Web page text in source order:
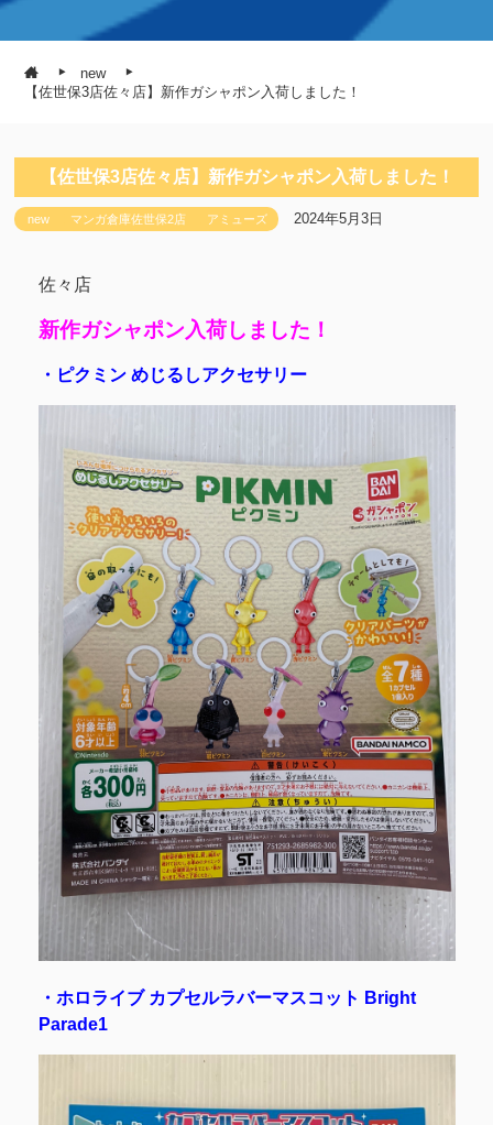
new
【佐世保3店佐々店】新作ガシャポン入荷しました！
【佐世保3店佐々店】新作ガシャポン入荷しました！
new マンガ倉庫佐世保2店 アミューズ 2024年5月3日
佐々店
新作ガシャポン入荷しました！
・ピクミン めじるしアクセサリー
・ホロライブ カプセルラバーマスコット Bright
Parade1